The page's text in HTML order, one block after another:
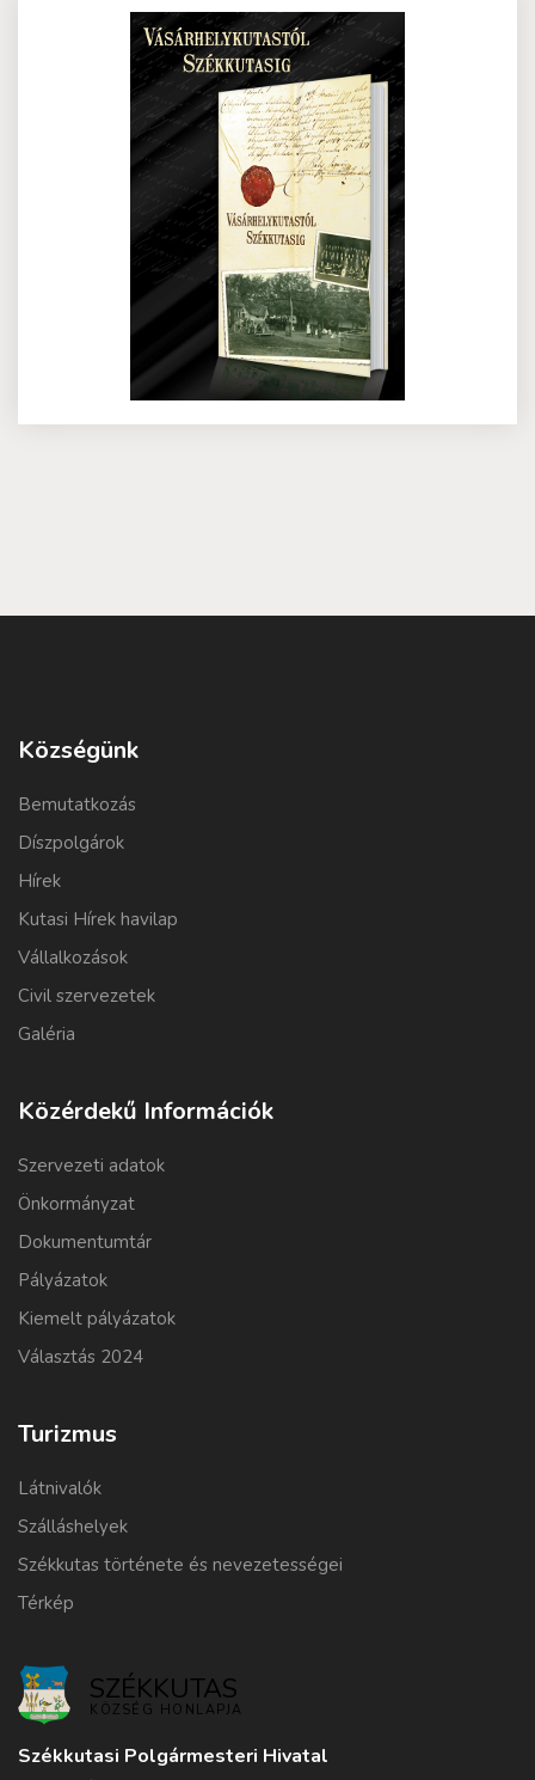
Községünk
Bemutatkozás
Díszpolgárok
Hírek
Kutasi Hírek havilap
Vállalkozások
Civil szervezetek
Galéria
Közérdekű Információk
Szervezeti adatok
Önkormányzat
Dokumentumtár
Pályázatok
Kiemelt pályázatok
Választás 2024
Turizmus
Látnivalók
Szálláshelyek
Székkutas története és nevezetességei
Térkép
SZÉKKUTAS
KÖZSÉG HONLAPJA
Székkutasi Polgármesteri Hivatal